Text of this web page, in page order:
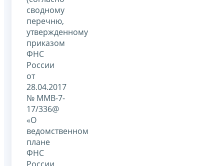
сводному
перечню,
утвержденному
приказом
ФНС
России
от
28.04.2017
№ ММВ-7-
17/336@
«О
ведомственном
плане
ФНС